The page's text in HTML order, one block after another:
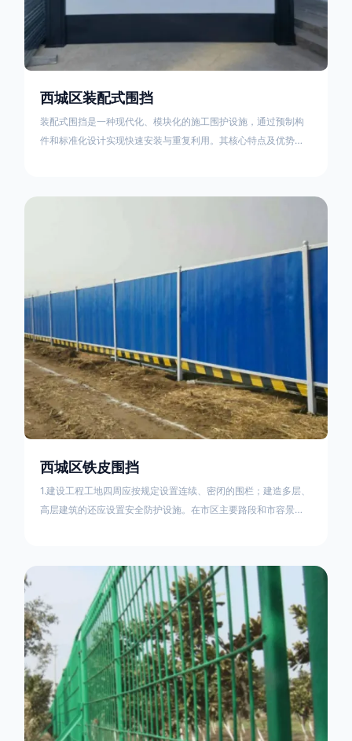
西城区装配式围挡
装配式围挡是一种现代化、模块化的施工围护设施，通过预制构
件和标准化设计实现快速安装与重复利用。其核心特点及优势如
撑、横撑加强筋等部件增强整体稳定性立柱规格：通常为
西城区铁皮围挡
1.建设工程工地四周应按规定设置连续、密闭的围栏；建造多层、
高层建筑的还应设置安全防护设施。在市区主要路段和市容景观
料应保证围栏稳固、整洁、美观。市政工程项目工地，可按工程
进度分段设置围栏或按规定使用统一的连续性护栏设施。施工单
位不得在工地围栏外堆放建筑材料、垃圾和工程渣土。在